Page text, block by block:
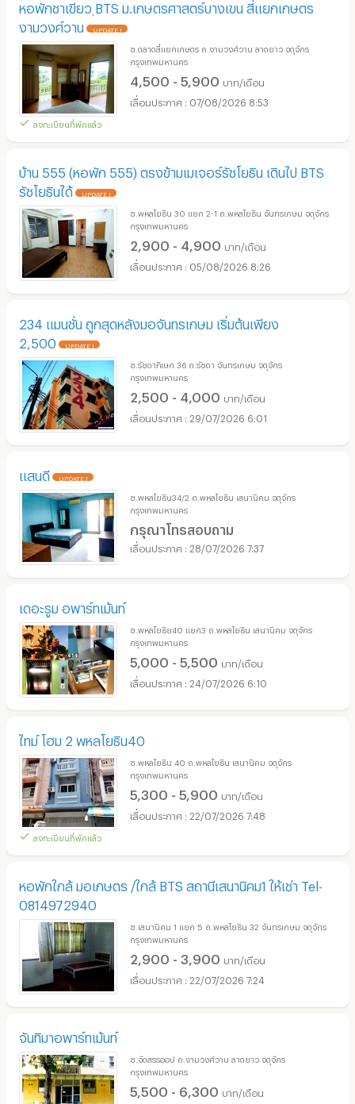
หอพักชาเขียว ฺBTS ม.เกษตรศาสตร์บางเขน สี่แยกเกษตร
งามวงศ์วาน
UPDATE !
ลงทะเบียนที่พักแล้ว
ซ.ตลาดสี่แยกเกษตร ถ.งามวงศ์วาน ลาดยาว จตุจักร
กรุงเทพมหานคร
4,500 - 5,900 บาท/เดือน
07/08/2026 8:53
บ้าน 555 (หอพัก 555) ตรงข้ามเมเจอร์รัชโยธิน เดินไป BTS
รัชโยธินได้
UPDATE !
ซ.พหลโยธิน 30 แยก 2-1 ถ.พหลโยธิน จันทรเกษม จตุจักร
กรุงเทพมหานคร
2,900 - 4,900 บาท/เดือน
05/08/2026 8:26
234 แมนชั่น ถูกสุดหลังมอจันทรเกษม เริ่มต้นเพียง
2,500
UPDATE !
ซ.รัชดาภิเษก 36 ถ.รัชดา จันทรเกษม จตุจักร
กรุงเทพมหานคร
2,500 - 4,000 บาท/เดือน
29/07/2026 6:01
แสนดี UPDATE !
ซ.พหลโยธิน34/2 ถ.พหลโยธิน เสนานิคม จตุจักร
กรุงเทพมหานคร
กรุณาโทรสอบถาม
28/07/2026 7:37
เดอะรูม อพาร์ทเม้นท์
ซ.พหลโยธิย40 แยก3 ถ.พหลโยธิน เสนานิคม จตุจักร
กรุงเทพมหานคร
5,000 - 5,500 บาท/เดือน
24/07/2026 6:10
ไทม์ โฮม 2 พหลโยธิน40
ลงทะเบียนที่พักแล้ว
ซ.พหลโยธิน 40 ถ.พหลโยธิน เสนานิคม จตุจักร
กรุงเทพมหานคร
5,300 - 5,900 บาท/เดือน
22/07/2026 7:48
หอพักใกล้ มอเกษตร /ใกล้ BTS สถานีเสนานิคม1 ให้เช่า Tel-
0814972940
ซ.เสนานิคม 1 แยก 5 ถ.พหลโยธิน 32 จันทรเกษม จตุจักร
กรุงเทพมหานคร
2,900 - 3,900 บาท/เดือน
22/07/2026 7:24
จันทิมาอพาร์ทเม้นท์
ซ.จัดสรรออป ถ.งามวงศ์วาน ลาดยาว จตุจักร
กรุงเทพมหานคร
5,500 - 6,300 บาท/เดือน